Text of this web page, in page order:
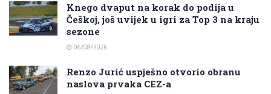
Knego dvaput na korak do podija u
Češkoj, još uvijek u igri za Top 3 na kraju
sezone
06/08/2026
Renzo Jurić uspješno otvorio obranu
naslova prvaka CEZ-a